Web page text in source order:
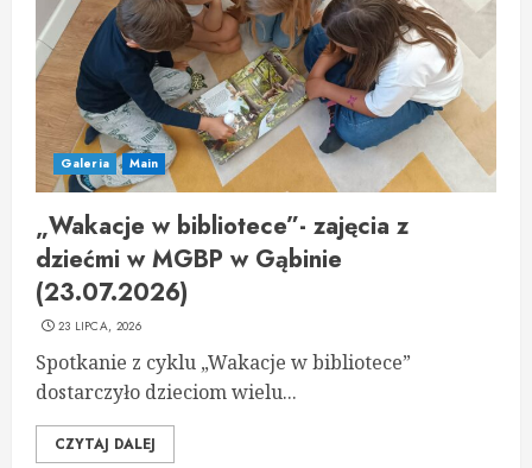
Galeria Main
„Wakacje w bibliotece”- zajęcia z
dziećmi w MGBP w Gąbinie
(23.07.2026)
23 LIPCA, 2026
Spotkanie z cyklu „Wakacje w bibliotece”
dostarczyło dzieciom wielu...
CZYTAJ DALEJ